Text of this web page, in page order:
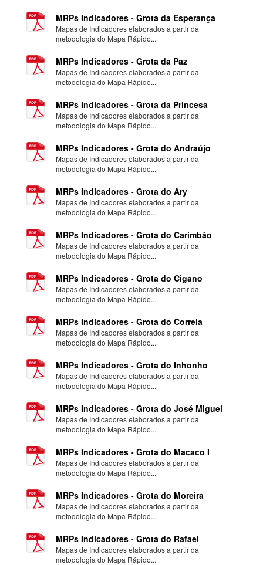
MRPs Indicadores - Grota da Esperança
Mapas de Indicadores elaborados a partir da
metodologia do Mapa Rápido...
MRPs Indicadores - Grota da Paz
Mapas de Indicadores elaborados a partir da
metodologia do Mapa Rápido...
MRPs Indicadores - Grota da Princesa
Mapas de Indicadores elaborados a partir da
metodologia do Mapa Rápido...
MRPs Indicadores - Grota do Andraújo
Mapas de Indicadores elaborados a partir da
metodologia do Mapa Rápido...
MRPs Indicadores - Grota do Ary
Mapas de Indicadores elaborados a partir da
metodologia do Mapa Rápido...
MRPs Indicadores - Grota do Carimbão
Mapas de Indicadores elaborados a partir da
metodologia do Mapa Rápido...
MRPs Indicadores - Grota do Cigano
Mapas de Indicadores elaborados a partir da
metodologia do Mapa Rápido...
MRPs Indicadores - Grota do Correia
Mapas de Indicadores elaborados a partir da
metodologia do Mapa Rápido...
MRPs Indicadores - Grota do Inhonho
Mapas de Indicadores elaborados a partir da
metodologia do Mapa Rápido...
MRPs Indicadores - Grota do José Miguel
Mapas de Indicadores elaborados a partir da
metodologia do Mapa Rápido...
MRPs Indicadores - Grota do Macaco I
Mapas de Indicadores elaborados a partir da
metodologia do Mapa Rápido...
MRPs Indicadores - Grota do Moreira
Mapas de Indicadores elaborados a partir da
metodologia do Mapa Rápido...
MRPs Indicadores - Grota do Rafael
Mapas de Indicadores elaborados a partir da
metodologia do Mapa Rápido...